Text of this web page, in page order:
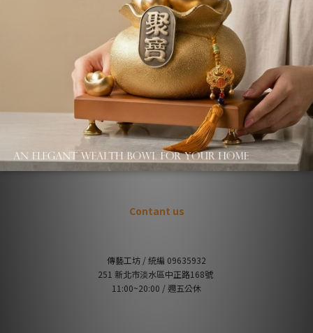
About us
品牌故事
退換貨條款
Q&A / 常見問題
不會下單嗎？下單教學請點我
Contant us
傳藝工坊 / 統編 09635932
251 新北市淡水區中正路168號
11:00~20:00 / 週五公休